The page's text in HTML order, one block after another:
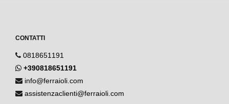
CONTATTI
0818651191
+390818651191
info@ferraioli.com
assistenzaclienti@ferraioli.com